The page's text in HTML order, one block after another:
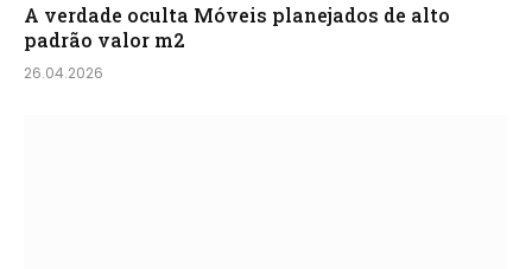
A verdade oculta Móveis planejados de alto
padrão valor m2
26.04.2026